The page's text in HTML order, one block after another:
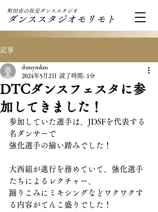
町田市の社交ダンススタジオ
ダンススタジオモリモト
記事
DTCダンスフェスタに参
加してきました！
dsmymkm
2024年5月2日 読了時間: 1分
参加していた選手は、JDSFを代表する
名ダンサーで
強化選手の揃い踏みでした！
大西組が進行を務めていて、強化選手
たちによるレクチャー、
踊りこみにミキシングなどワクワクす
る内容がてんこ盛りでした！